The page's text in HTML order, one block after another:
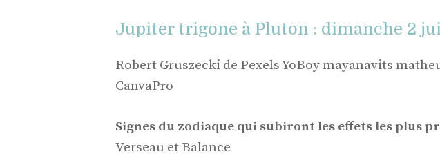
Jupiter trigone à Pluton : dimanche 2
Robert Gruszecki de Pexels YoBoy mayanavits
CanvaPro
Signes du zodiaque qui subiront les effets les plus
Verseau et Balance